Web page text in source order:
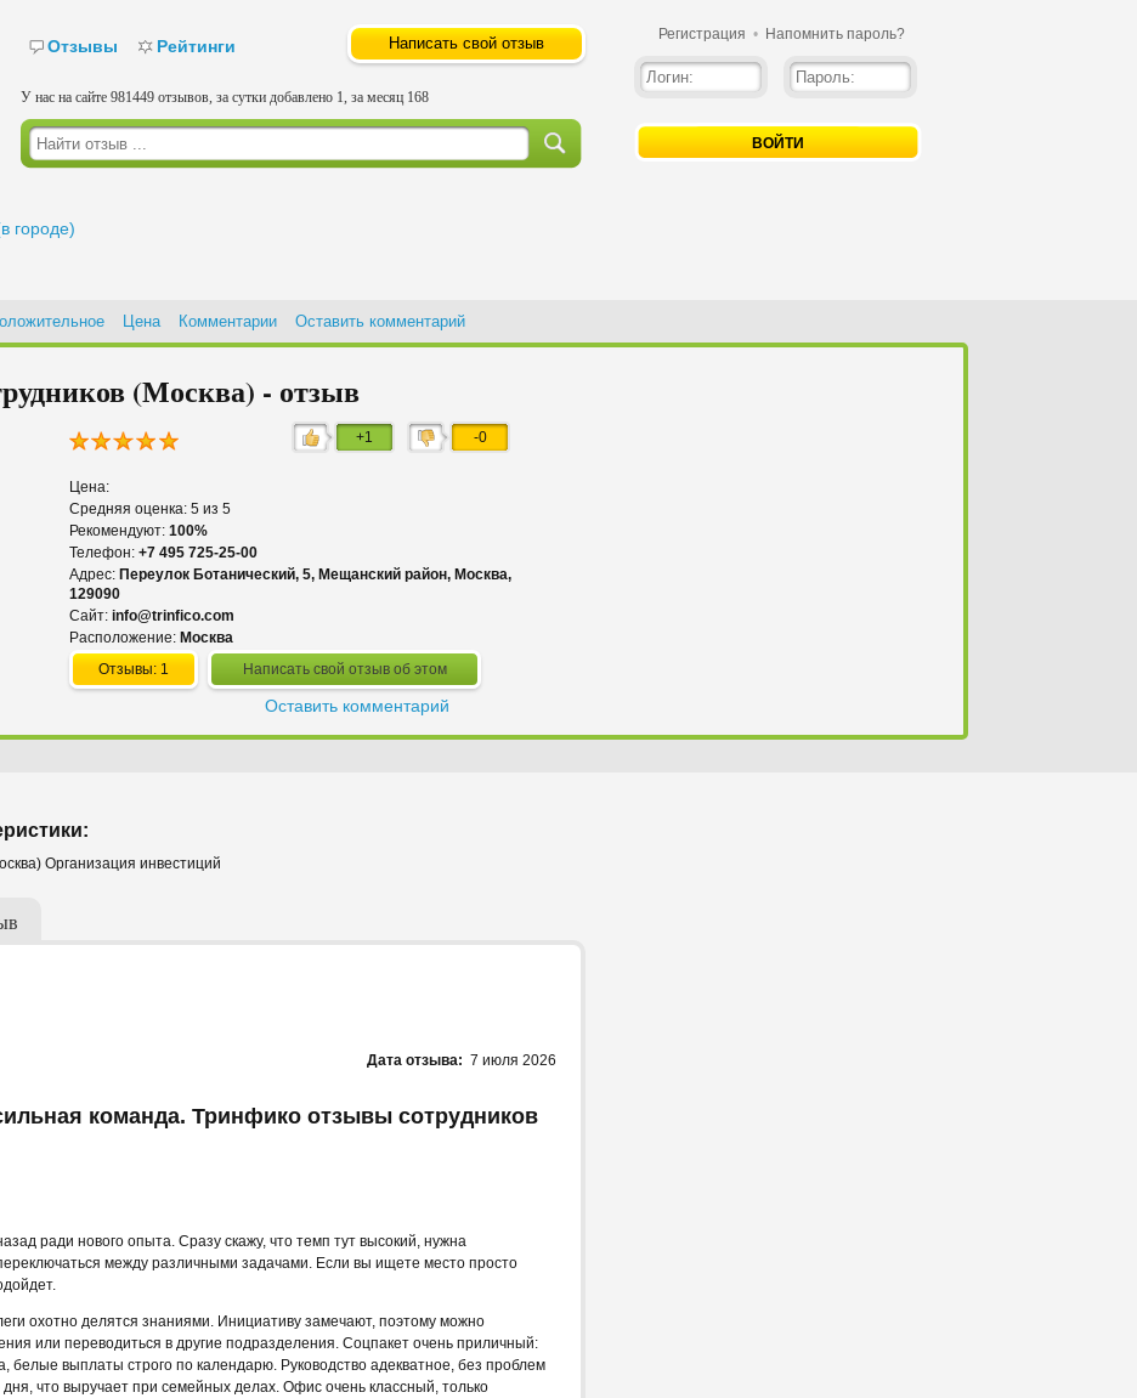
Отзывы Рейтинги Написать свой отзыв
У нас на сайте 981449 отзывов, за сутки добавлено 1, за месяц 168
Регистрация • Напомнить пароль?
ВОЙТИ
городе)
Цена Комментарии Оставить комментарий
(Москва) - отзыв
+1 -0
Цена:
Средняя оценка: 5 из 5
Рекомендуют: 100%
Телефон: +7 495 725-25-00
Адрес: Переулок Ботанический, 5, Мещанский район, Москва,
129090
Сайт: info@trinfico.com
Расположение: Москва
Отзывы: 1
Написать свой отзыв об этом
Оставить комментарий
Организация инвестиций
Дата отзыва: 7 июля 2026
команда. Тринфико отзывы сотрудников
ради нового опыта. Сразу скажу, что темп тут высокий, нужна
между различными задачами. Если вы ищете место просто
охотно делятся знаниями. Инициативу замечают, поэтому можно
или переводиться в другие подразделения. Соцпакет очень приличный:
белые выплаты строго по календарю. Руководство адекватное, без проблем
что выручает при семейных делах. Офис очень классный, только